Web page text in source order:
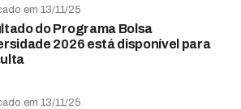
em 13/11/25
do Programa Bolsa
2026 está disponível para
em 13/11/25